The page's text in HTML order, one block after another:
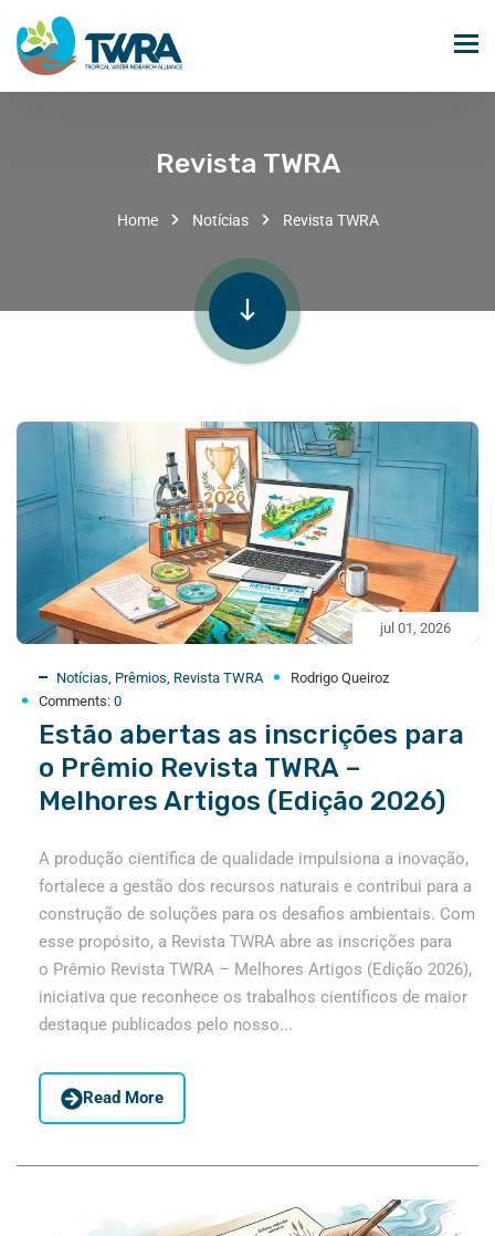
Revista TWRA
Home Notícias Revista TWRA
jul 01, 2026
Notícias Prêmios Revista TWRA
Rodrigo Queiroz
Comments: 0
Estão abertas as inscrições para
o Prêmio Revista TWRA –
Melhores Artigos (Edição 2026)
A produção científica de qualidade impulsiona a inovação,
fortalece a gestão dos recursos naturais e contribui para a
construção de soluções para os desafios ambientais. Com
esse propósito, a Revista TWRA abre as inscrições para
o Prêmio Revista TWRA – Melhores Artigos (Edição 2026),
iniciativa que reconhece os trabalhos científicos de maior
destaque publicados pelo nosso...
Read More